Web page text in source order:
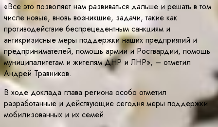
«Все это позволяет нам развиваться дальше и решать в том
числе новые, вновь возникшие, задачи, такие как
противодействие беспрецедентным санкциям и
антикризисные меры поддержки наших предприятий и
предпринимателей, помощь армии и Росгвардии, помощь
муниципалитетам и жителям ДНР и ЛНР», – отметил
Андрей Травников.
В ходе доклада глава региона особо отметил
разработанные и действующие сегодня меры поддержки
мобилизованных и их семей.